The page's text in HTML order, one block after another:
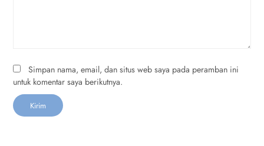
Simpan nama, email, dan situs web saya pada peramban ini
untuk komentar saya berikutnya.